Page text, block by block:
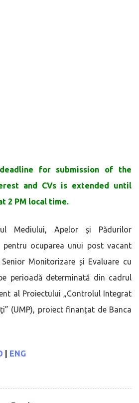
deadline for submission of the
and CVs is extended until
2 PM local time.
Mediului, Apelor și Pădurilor
pentru ocuparea unui post vacant
Monitorizare și Evaluare cu
perioadă determinată din cadrul
al Proiectului „Controlul Integrat
(UMP), proiect finanțat de Banca
ENG